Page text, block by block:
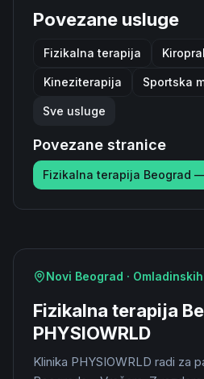
Povezane usluge
Fizikalna terapija
Kineziterapija Sportska
Sve usluge
Povezane stranice
Fizikalna terapija Beograd
Novi Beograd ·
Fizikalna terapija
PHYSIOWRLD
Klinika PHYSIOWRLD radi za